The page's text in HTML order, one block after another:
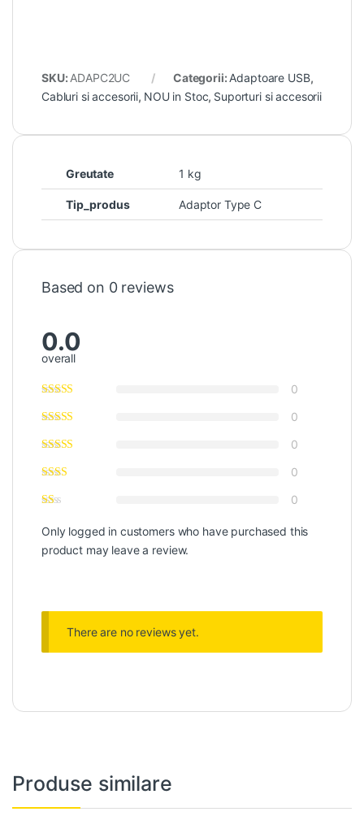
SKU: ADAPC2UC Categorii: Adaptoare USB,
Cabluri si accesorii, NOU in Stoc, Suporturi si accesorii
Greutate 1 kg
Tip_produs Adaptor Type C
Based on 0 reviews
0.0
overall
0
0
0
0
0
Only logged in customers who have purchased this
product may leave a review.
There are no reviews yet.
Produse similare